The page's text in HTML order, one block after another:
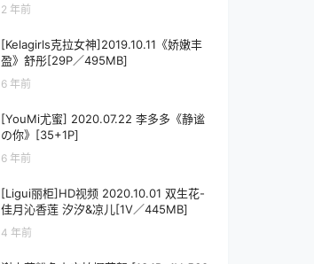
2 年前
[Kelagirls克拉女神]2019.10.11《娇嫩丰
盈》舒彤[29P／495MB]
6 年前
[YouMi尤蜜] 2020.07.22 李多多《静谧
の你》[35+1P]
6 年前
[Ligui丽柜]HD视频 2020.10.01 双生花-
佳月沁香莲 汐汐&凉儿[1V／445MB]
4 年前